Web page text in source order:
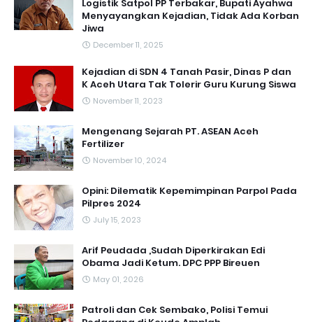
Logistik Satpol PP Terbakar, Bupati Ayahwa
Menyayangkan Kejadian, Tidak Ada Korban
Jiwa
December 11, 2025
Kejadian di SDN 4 Tanah Pasir, Dinas P dan
K Aceh Utara Tak Tolerir Guru Kurung Siswa
November 11, 2023
Mengenang Sejarah PT. ASEAN Aceh
Fertilizer
November 10, 2024
Opini: Dilematik Kepemimpinan Parpol Pada
Pilpres 2024
July 15, 2023
Arif Peudada ,Sudah Diperkirakan Edi
Obama Jadi Ketum. DPC PPP Bireuen
May 01, 2026
Patroli dan Cek Sembako, Polisi Temui